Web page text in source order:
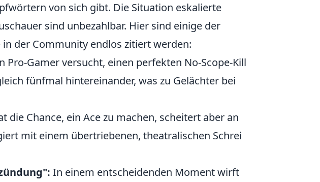
von sich gibt. Die Situation eskalierte
sind unbezahlbar. Hier sind einige der
in der Community endlos zitiert werden:
Pro-Gamer versucht, einen perfekten No-Scope-Kill
fünfmal hintereinander, was zu Gelächter bei
die Chance, ein Ace zu machen, scheitert aber an
mit einem übertriebenen, theatralischen Schrei
In einem entscheidenden Moment wirft